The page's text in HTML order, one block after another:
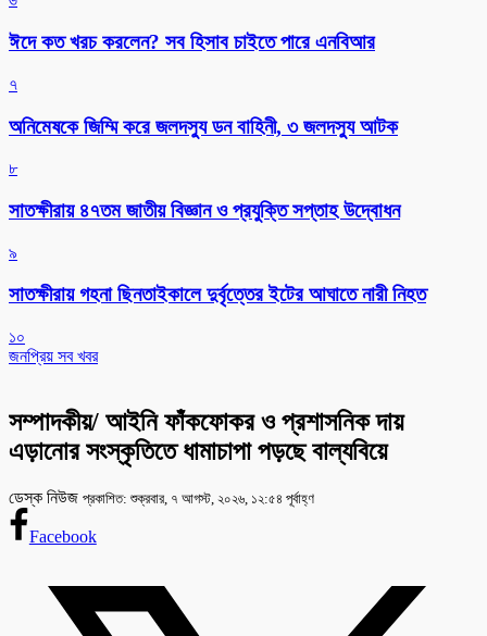
ঈদে কত খরচ করলেন? সব হিসাব চাইতে পারে এনবিআর
৭
অনিমেষকে জিম্মি করে জলদস্যু ডন বাহিনী, ৩ জলদস্যু আটক
৮
সাতক্ষীরায় ৪৭তম জাতীয় বিজ্ঞান ও প্রযুক্তি সপ্তাহ উদ্বোধন
৯
সাতক্ষীরায় গহনা ছিনতাইকালে দুর্বৃত্তের ইটের আঘাতে নারী নিহত
১০
জনপ্রিয় সব খবর
সম্পাদকীয়/ আইনি ফাঁকফোকর ও প্রশাসনিক দায়
এড়ানোর সংস্কৃতিতে ধামাচাপা পড়ছে বাল্যবিয়ে
ডেস্ক নিউজ প্রকাশিত: শুক্রবার, ৭ আগস্ট, ২০২৬, ১২:৫৪ পূর্বাহ্ণ
Facebook